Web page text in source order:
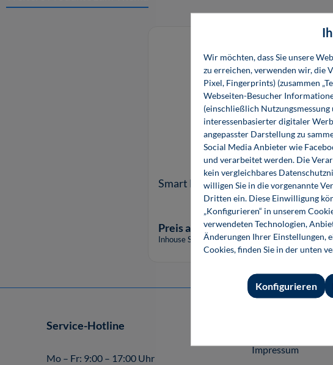
Smart Materials
Preis auf Anfrage
Inhouse Seminar
Service-Hotline
Mo – Fr: 9:00 – 17:00 Uhr
Impressum
Wir möchten, dass Sie unsere
zu erreichen, verwenden wir, die
Pixel, Fingerprints) (zusammen
Webseiten-Besucher
(einschließlich
interessenbasierter digitaler
angepasster Darstellung zu
Social Media Anbieter wie
und verarbeitet werden. Die
kein vergleichbares
willigen Sie in die vorgenannte
Dritten ein. Diese Einwilligung
„Konfigurieren“ in unserem
verwendeten Technologien,
Änderungen Ihrer Einstellungen,
Cookies, finden Sie in der unten
Konfigurieren